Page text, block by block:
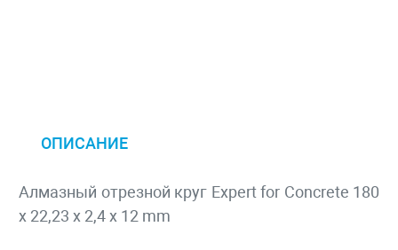
ОПИСАНИЕ
Алмазный отрезной круг Expert for Concrete 180
x 22,23 x 2,4 x 12 mm